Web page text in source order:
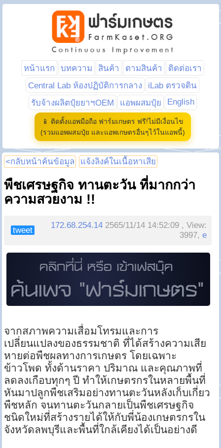
หน้าแรก บทความ สินค้า ตามสินค้า
ติดต่อเรา
Central Lab ห้องปฏิบัติการกลาง
iLab ตรวจดิน
รับจ้างผลิตปุ๋ยยาฯOEM
แอพผสมปุ๋ย English
📱 ติดตั้งแอพมือถือ ฟาร์มเกษตร ฟรี!ไม่มีเงื่อนไข
(รวมแอพผสมปุ๋ย และแอพเกษตรอื่นๆไว้ในแอพนี้)
<กลับหน้าค้นข้อมูล แจ้งลิงค์ในเนื้อหาเสีย
พืชเศรษฐกิจ ทานตะวัน ที่มากกว่า
ความสวยงาม !!
tweet
172.68.254.14 2565/11/14 14:52:09 , View:
3997,e
จากสภาพความเสื่อมโทรมและการ
เปลี่ยนแปลงของธรรมชาติ ที่ได้สร้างความเสีย
หายต่อพืชผลทางการเกษตร โดยเฉพาะ
ข้าวโพด ทั้งด้านราคา ปริมาณ และคุณภาพที่
ลดลงเกือบทุกๆ ปี ทำให้เกษตรกรในหลายพื้นที่
หันมาปลูกพืชเสริมอย่างทานตะวันหลังเก็บเกี่ยว
พืชหลัก จนทานตะวันกลายเป็นพืชเศรษฐกิจ
ชนิดใหม่ที่สร้างรายได้ให้กับพี่น้องเกษตรกรใน
จังหวัดลพบุรีและพื้นที่ใกล้เคียงได้เป็นอย่างดี